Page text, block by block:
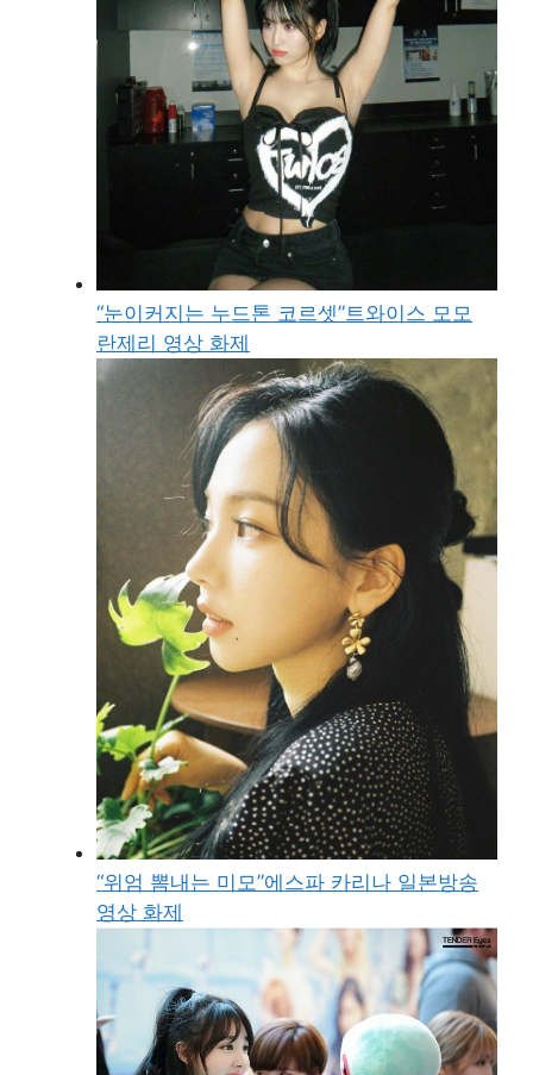
“눈이커지는 누드톤 코르셋”트와이스 모모
란제리 영상 화제
“위엄 뽐내는 미모”에스파 카리나 일본방송
영상 화제